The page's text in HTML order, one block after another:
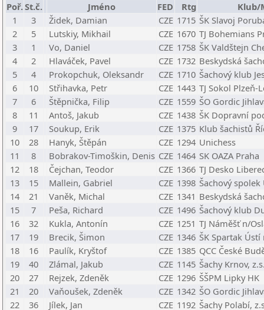
Poř.St.č. Jméno FED Rtg
Klub/
1
3 Židek, Damian CZE 1715 ŠK Slavoj
2
5 Lutskiy, Mikhail CZE 1670 TJ Bohemians
3
1 Vo, Daniel CZE 1758 ŠK Valdštejn
4
2 Hlaváček, Pavel CZE 1732 Beskydská
5
4 Prokopchuk, Oleksandr CZE 1710 Šachový klub
6
10 Střihavka, Petr CZE 1443 TJ Sokol Plzeň-
7
6 Štěpnička, Filip CZE 1559 ŠO Gordic
8
11 Antoš, Jakub CZE 1438 ŠK Dopravní
9
17 Soukup, Erik CZE 1375 Klub šachistů
10
28 Hanyk, Štěpán CZE 1294 Unichess
11
8 Bobrakov-Timoškin, Denis CZE 1464 SK OAZA Praha
12
18 Čejchan, Teodor CZE 1366 TJ Desko
13
15 Mallein, Gabriel CZE 1398 Šachový
14
21 Vaněk, Michal CZE 1341 Beskydská
15
7 Peša, Richard CZE 1496 Šachový klub
16
32 Kukla, Antonín CZE 1251 TJ Náměšť n/
17
19 Brecik, Šimon CZE 1346 ŠK Spartak
18
16 Paulík, Kryštof CZE 1385 QCC České
19
40 Zlámal, Jakub CZE 1145 Šachy Krnov,
20
27 Rejzek, Zdeněk CZE 1296 ŠŠPM Lipky HK
21
20 Vaňoušek, Zdeněk CZE 1342 ŠO Gordic
22
36 Jílek, Jan CZE 1192 Šachy Polabí,